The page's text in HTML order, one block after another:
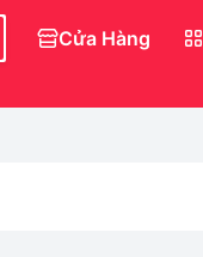
Ngắn
Cửa Hàng